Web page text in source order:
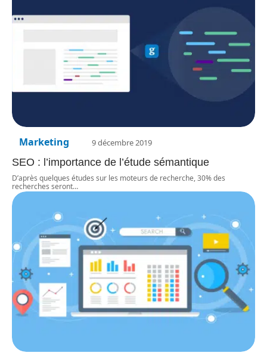
Marketing 9 décembre 2019
SEO : l’importance de l’étude sémantique
D’après quelques études sur les moteurs de recherche, 30% des
recherches seront…